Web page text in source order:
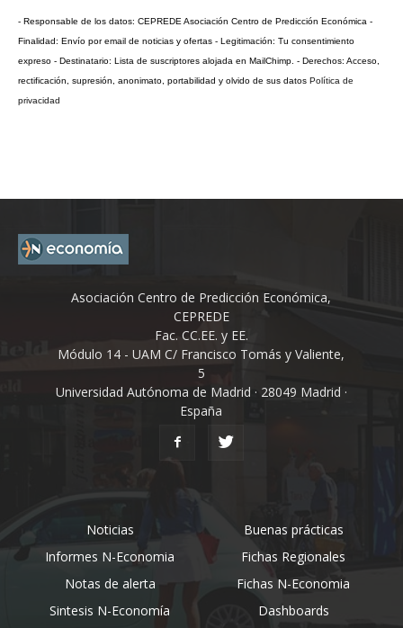
- Responsable de los datos: CEPREDE Asociación Centro de Predicción Económica -
Finalidad: Envío por email de noticias y ofertas - Legitimación: Tu consentimiento
expreso - Destinatario: Lista de suscriptores alojada en MailChimp. - Derechos: Acceso,
rectificación, supresión, anonimato, portabilidad y olvido de sus datos Política de
privacidad
Asociación Centro de Predicción Económica,
CEPREDE
Fac. CC.EE. y EE.
Módulo 14 - UAM C/ Francisco Tomás y Valiente,
5
Universidad Autónoma de Madrid · 28049 Madrid ·
España
Noticias
Buenas prácticas
Informes N-Economia
Fichas Regionales
Notas de alerta
Fichas N-Economia
Sintesis N-Economía
Dashboards